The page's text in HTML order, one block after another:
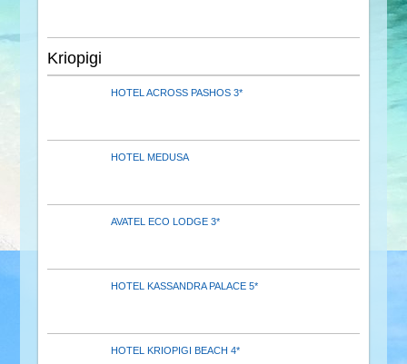
Kriopigi
HOTEL ACROSS PASHOS 3*
HOTEL MEDUSA
AVATEL ECO LODGE 3*
HOTEL KASSANDRA PALACE 5*
HOTEL KRIOPIGI BEACH 4*